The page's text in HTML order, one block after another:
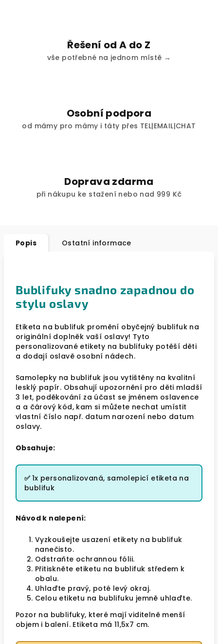
Řešení od A do Z
vše potřebné na jednom místě →
Osobní podpora
od mámy pro mámy i táty přes TEL|EMAIL|CHAT
Doprava zdarma
při nákupu ke stažení nebo nad 999 Kč
Popis Ostatní informace
Bublifuky snadno zapadnou do
stylu oslavy
Etiketa na bublifuk promění obyčejný bublifuk na
originální doplněk vaší oslavy! Tyto
personalizované etikety na bublifuky potěší děti
a dodají oslavě osobní nádech.
Samolepky na bublifuk jsou vytištěny na kvalitní
lesklý papír. Obsahují upozornění pro děti mladší
3 let, poděkování za účast se jménem oslavence
a a čárový kód, kam si můžete nechat umístit
vlastní číslo např. datum narození nebo datum
oslavy.
Obsahuje:
✅ 1x personalizovaná, samolepicí etiketa na
bublifuk
Návod k nalepení:
Vyzkoušejte usazení etikety na bublifuk
nanečisto.
Odstraňte ochrannou fólii.
Přitiskněte etiketu na bublifuk středem k
obalu.
Uhlaďte pravý, poté levý okraj.
Celou etiketu na bublifuku jemně uhlaďte.
Pozor na bublifuky, které mají viditelně menší
objem i balení. Etiketa má 11,5x7 cm.